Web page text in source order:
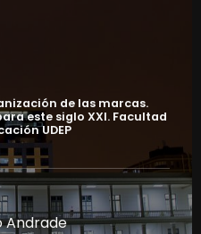
de las marcas.
este siglo XXI. Facultad
UDEP
Andrade